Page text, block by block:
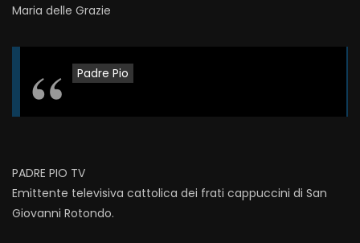
Maria delle Grazie
Padre Pio
PADRE PIO TV
Emittente televisiva cattolica dei frati cappuccini di San
Giovanni Rotondo.